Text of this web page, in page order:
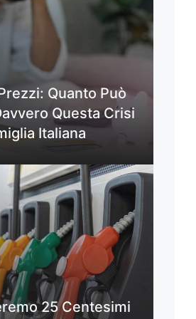
Quanto Può
Questa Crisi
Italiana
25 Centesimi